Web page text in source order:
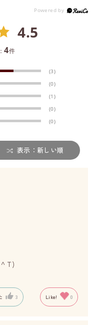
4.5
4件
(3)
(0)
(1)
(0)
(0)
表示：新しい順
T)
3 Like! 0